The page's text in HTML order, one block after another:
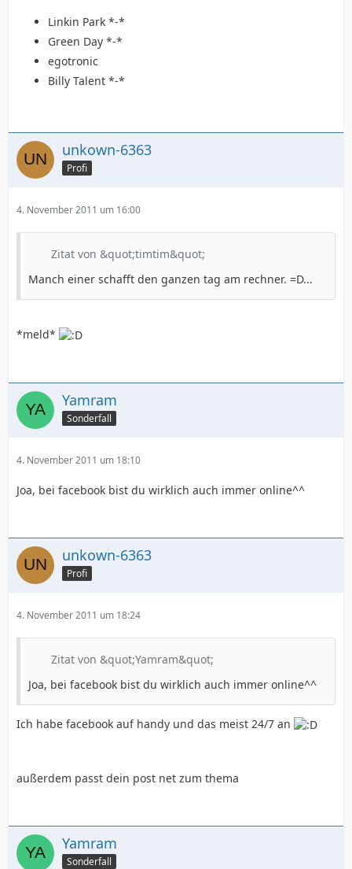
Linkin Park *-*
Green Day *-*
egotronic
Billy Talent *-*
unkown-6363
Profi
4. November 2011 um 16:00
Zitat von &quot;timtim&quot;
Manch einer schafft den ganzen tag am rechner. =D...
*meld*
Yamram
Sonderfall
4. November 2011 um 18:10
Joa, bei facebook bist du wirklich auch immer online^^
unkown-6363
Profi
4. November 2011 um 18:24
Zitat von &quot;Yamram&quot;
Joa, bei facebook bist du wirklich auch immer online^^
Ich habe facebook auf handy und das meist 24/7 an
außerdem passt dein post net zum thema
Yamram
Sonderfall